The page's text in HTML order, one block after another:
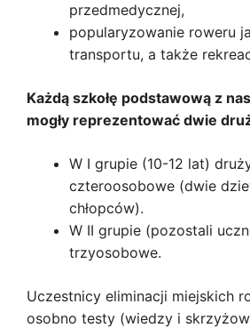
przedmedycznej,
popularyzowanie roweru
transportu, a także
Każdą szkołę podstawową z
mogły reprezentować dwie
W I grupie (10-12 lat)
czteroosobowe (dwie
chłopców).
W II grupie (pozostali
trzyosobowe.
Uczestnicy eliminacji miejskich
osobno testy (wiedzy i